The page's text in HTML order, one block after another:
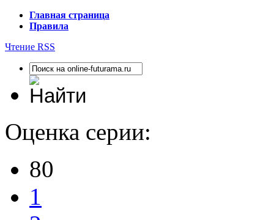
Главная страница
Правила
Чтение RSS
Оценка серии:
80
1